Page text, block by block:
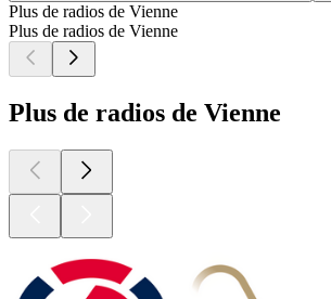
Plus de radios de Vienne
Plus de radios de Vienne
Plus de radios de Vienne